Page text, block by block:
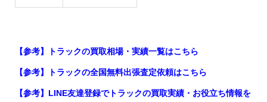
【参考】トラックの買取相場・実績一覧はこちら
【参考】トラックの全国無料出張査定依頼はこちら
【参考】LINE友達登録でトラックの買取実績・お役立ち情報を